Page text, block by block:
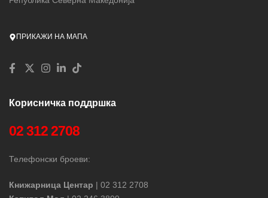
ПРИКАЖИ НА МАПА
Корисничка поддршка
02 312 2708
Телефонски броеви:
Книжарница Центар | 02 312 2708